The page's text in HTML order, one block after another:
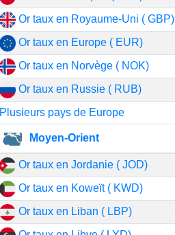
Or taux en Royaume-Uni ( GBP)
Or taux en Europe ( EUR)
Or taux en Norvège ( NOK)
Or taux en Russie ( RUB)
Plusieurs pays de Europe
Moyen-Orient
Or taux en Jordanie ( JOD)
Or taux en Koweït ( KWD)
Or taux en Liban ( LBP)